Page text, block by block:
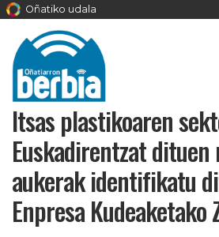
Oñatiko udala
Itsas plastikoaren
Euskadirentzat dituen
aukerak identifikatu
Enpresa Kudeaketako